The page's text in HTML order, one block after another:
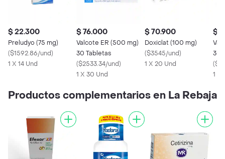
$ 22.300
Preludyo (75 mg)
($1592.86/und)
1 X 14 Und
$ 76.000
Valcote ER (500 mg)
30 Tabletas
($2533.34/und)
1 X 30 Und
$ 70.900
Doxiclat (100 mg)
($3545/und)
1 X 20 Und
$
30
(
1 X
Productos complementarios en La Rebaja